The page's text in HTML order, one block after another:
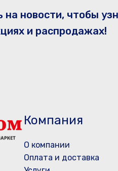
новости, чтобы
и распродажах!
Компания
О компании
Оплата и доставка